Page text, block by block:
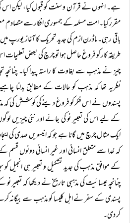
ہے۔ انہوں نے قرآن و سنت کو قبول کیا، لیکن اس کی
مقرر کیا۔ امت مسلمہ کے جمہوری افکار سے متصادم
باقی رہی۔ ماڈرن ازم کی جدید تحریک کا آغاز
طریقہ کار کو فروغ حاصل ہوا تو چرچ کی بعض
چیز نے مذہب سے بغاوت کا راستہ پیدا کیا۔ چنانچہ
نظریہ تھا کہ مذہب کو حالات کے مطابق بدلنا
پسندوں نے اس فکر کو فروغ دینے کی کوشش کی کہ
کے لیے اس کی تعبیر نو کی جائے اور نئی چیزیں
ایک مثال چرچ میں گانا ہے جو کہ انیسویں صدی کی
کہ خدا سے متعلق انسانی اور غیر انسانی دونوں
کے موافق مذہب کی جدید تشکیل و تعبیر ہی انجیل
چنانچہ عیسائیت کی مذہبی تاریخ نے دیکھا کہ
پسندی کے سفر نے اہل کلیسا کو مذہب سے بیگانہ
کر دی۔